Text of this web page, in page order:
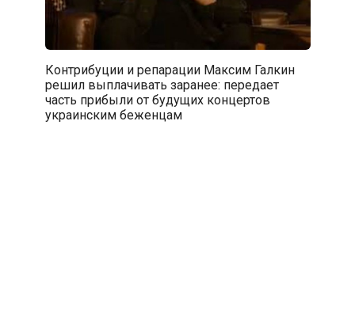
Контрибуции и репарации Максим Галкин
решил выплачивать заранее: передает
часть прибыли от будущих концертов
украинским беженцам